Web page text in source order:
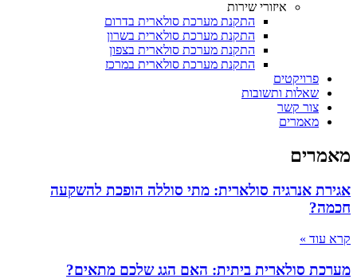
איזורי שירות
התקנת מערכת סולארית בדרום
התקנת מערכת סולארית בשרון
התקנת מערכת סולארית בצפון
התקנת מערכת סולארית במרכז
פרויקטים
שאלות ותשובות
צור קשר
מאמרים
מאמרים
אגירת אנרגיה סולארית: מתי סוללה הופכת להשקעה
חכמה?
קרא עוד »
מערכת סולארית ביתית: האם הגג שלכם מתאים?